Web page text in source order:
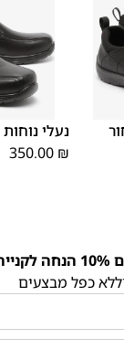
40
41
נעלי נוחות 88082 שחור
350.00 ₪
כפל מבצעים